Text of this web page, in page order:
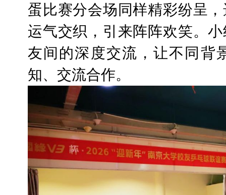
蛋比赛分会场同样精彩纷呈
运气交织，引来阵阵欢笑。
友间的深度交流，让不同背
知、交流合作。